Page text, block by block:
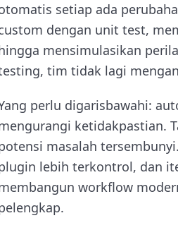
setiap ada
dengan unit test,
mensimulasikan
tim tidak lagi
perlu digarisbawahi:
ketidakpastian.
masalah
lebih terkontrol, dan
workflow